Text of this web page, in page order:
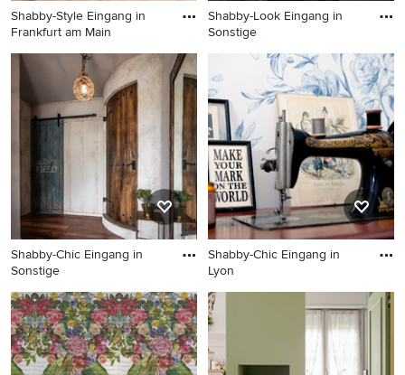
Shabby-Style Eingang in
Frankfurt am Main
Shabby-Style Eingang in
Frankfurt am Main
Shabby-Look Eingang in
Sonstige
Shabby-Look Eingang in
Sonstige
Shabby-Chic Eingang in
Sonstige
Shabby-Chic Eingang in
Sonstige
Shabby-Chic Eingang in
Lyon
Shabby-Chic Eingang in Lyon